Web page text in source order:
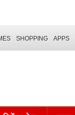
SHOPPING APPS